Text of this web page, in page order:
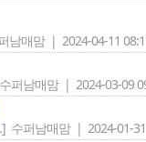
남매맘 | 2024-04-11
수퍼남매맘 | 2024-03-09
수퍼남매맘 | 2024-01-